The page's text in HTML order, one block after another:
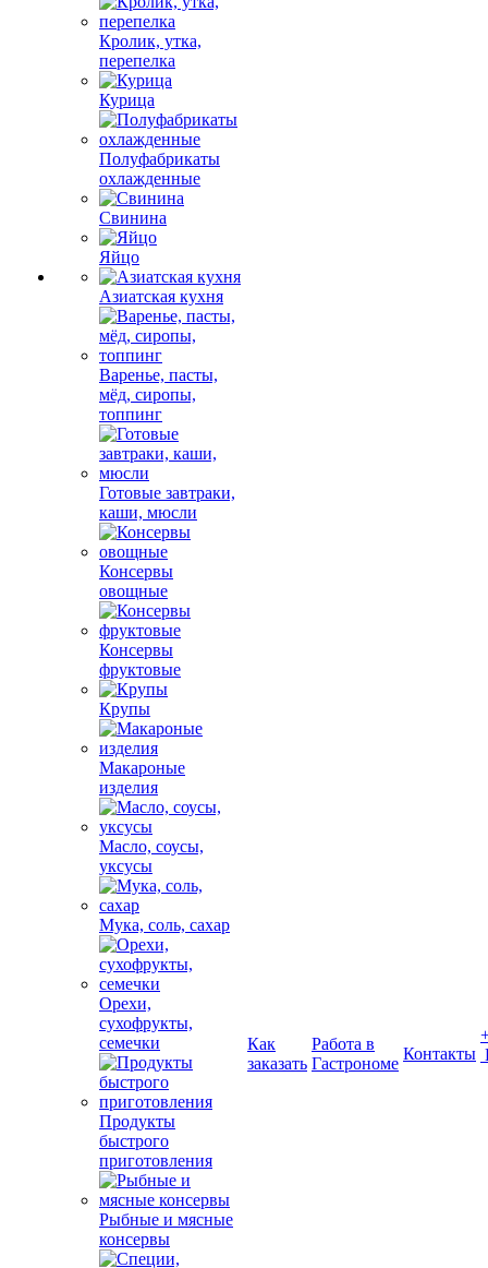
Кролик, утка,
перепелка
Курица
Полуфабрикаты
охлажденные
Свинина
Яйцо
Азиатская кухня
Варенье, пасты,
мёд, сиропы,
топпинг
Готовые завтраки,
каши, мюсли
Консервы
овощные
Консервы
фруктовые
Крупы
Макароные
изделия
Масло, соусы,
уксусы
Мука, соль, сахар
Орехи,
сухофрукты,
семечки
Продукты
быстрого
приготовления
Рыбные и мясные
консервы
Как
заказать
Работа в
Гастрономе
Контакты